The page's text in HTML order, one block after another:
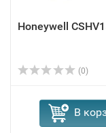
Honeywell
(0)
В